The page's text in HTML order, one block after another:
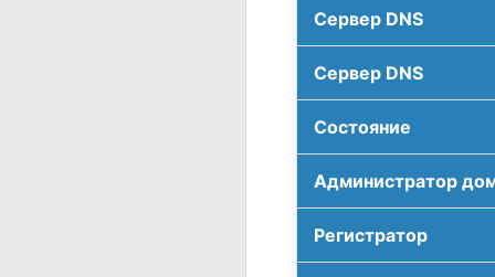
Сервер DNS
Сервер DNS
Соcтояние
Администратор
Регистратор